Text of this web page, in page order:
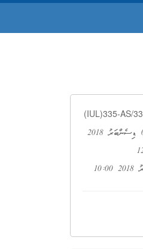
(IUL)335-AS/